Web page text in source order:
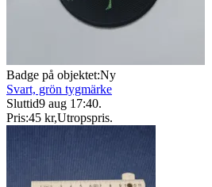
Badge på objektet:Ny
Svart, grön tygmärke
Sluttid9 aug 17:40.
Pris:45 kr,Utropspris.